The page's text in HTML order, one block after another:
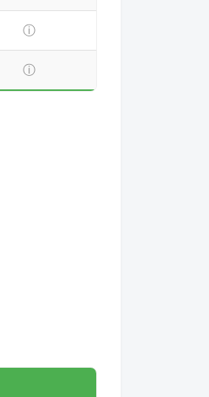
ⓘ
ⓘ